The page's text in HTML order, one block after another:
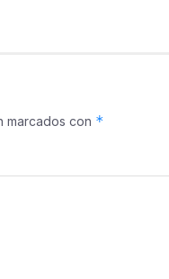
marcados con *